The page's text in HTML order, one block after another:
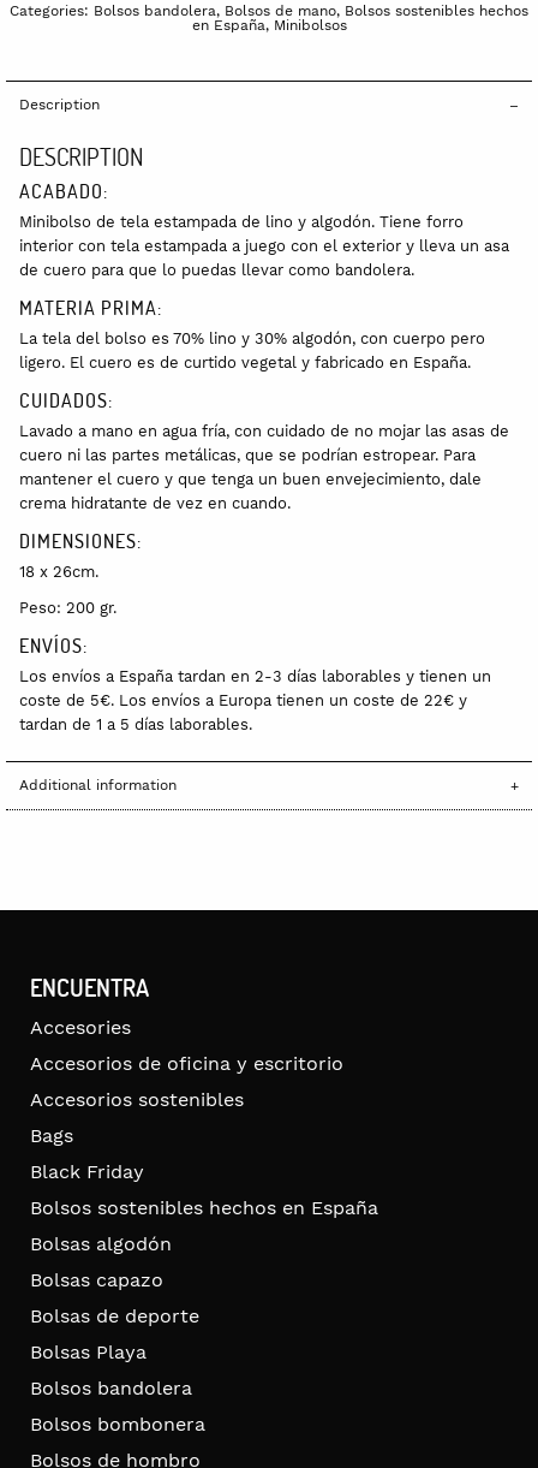
Categories: Bolsos bandolera, Bolsos de mano, Bolsos sostenibles hechos
en España, Minibolsos
Description
DESCRIPTION
ACABADO:
Minibolso de tela estampada de lino y algodón. Tiene forro
interior con tela estampada a juego con el exterior y lleva un asa
de cuero para que lo puedas llevar como bandolera.
MATERIA PRIMA:
La tela del bolso es 70% lino y 30% algodón, con cuerpo pero
ligero. El cuero es de curtido vegetal y fabricado en España.
CUIDADOS:
Lavado a mano en agua fría, con cuidado de no mojar las asas de
cuero ni las partes metálicas, que se podrían estropear. Para
mantener el cuero y que tenga un buen envejecimiento, dale
crema hidratante de vez en cuando.
DIMENSIONES:
18 x 26cm.
Peso: 200 gr.
ENVÍOS:
Los envíos a España tardan en 2-3 días laborables y tienen un
coste de 5€. Los envíos a Europa tienen un coste de 22€ y
tardan de 1 a 5 días laborables.
Additional information
ENCUENTRA
Accesories
Accesorios de oficina y escritorio
Accesorios sostenibles
Bags
Black Friday
Bolsos sostenibles hechos en España
Bolsas algodón
Bolsas capazo
Bolsas de deporte
Bolsas Playa
Bolsos bandolera
Bolsos bombonera
Bolsos de hombro